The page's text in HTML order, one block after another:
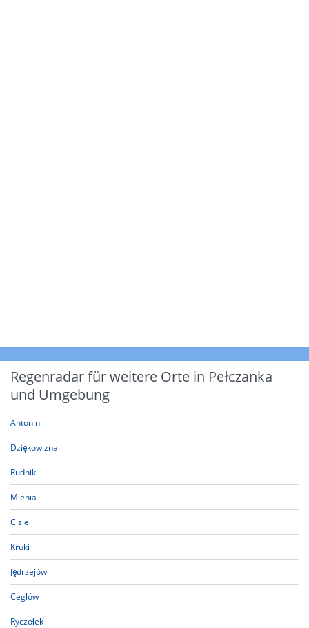
Regenradar für weitere Orte in Pełczanka
und Umgebung
Antonin
Dziękowizna
Rudniki
Mienia
Cisie
Kruki
Jędrzejów
Cegłów
Ryczołek